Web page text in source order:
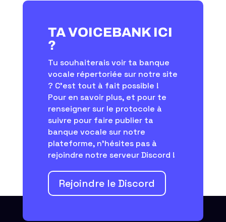
TA VOICEBANK ICI
?
Tu souhaiterais voir ta banque
vocale répertoriée sur notre site
? C’est tout à fait possible !
Pour en savoir plus, et pour te
renseigner sur le protocole à
suivre pour faire publier ta
banque vocale sur notre
plateforme, n'hésites pas à
rejoindre notre serveur Discord !
Rejoindre le Discord